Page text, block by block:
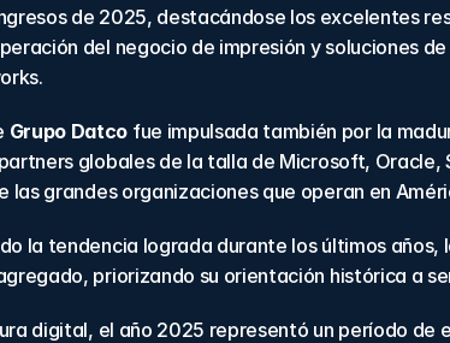
de 2025, destacándose los excelentes
del negocio de impresión y soluciones
Grupo Datco fue impulsada también por la
globales de la talla de Microsoft,
grandes organizaciones que operan en
la tendencia lograda durante los últimos
priorizando su orientación histórica a
digital, el año 2025 representó un período